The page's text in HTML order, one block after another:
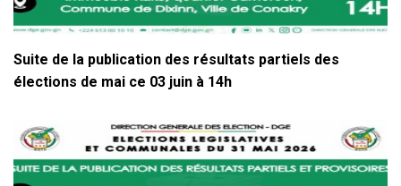
Suite de la publication des résultats partiels des
élections de mai ce 03 juin à 14h